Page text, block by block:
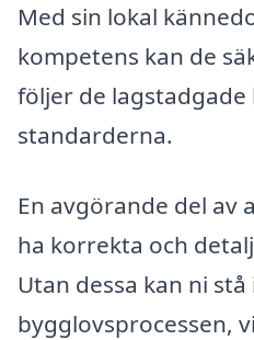
Med sin lokal
kompetens kan de
följer de lagstadgade
standarderna.
En avgörande del av
ha korrekta och
Utan dessa kan ni
bygglovsprocessen,